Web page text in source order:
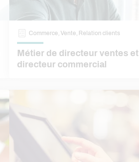
Commerce, Vente, Relation clients
Métier de directeur ventes et
directeur commercial